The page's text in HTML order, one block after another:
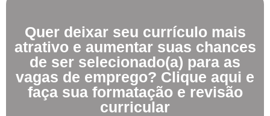
Quer deixar seu currículo mais
atrativo e aumentar suas chances
de ser selecionado(a) para as
vagas de emprego? Clique aqui e
faça sua formatação e revisão
curricular